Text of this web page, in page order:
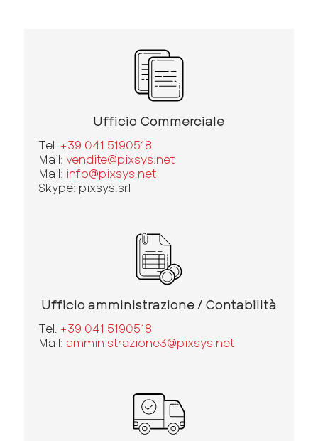
Ufficio Commerciale
Tel. +39 041 5190518
Mail: vendite@pixsys.net
Mail: info@pixsys.net
Skype: pixsys.srl
Ufficio amministrazione / Contabilità
Tel. +39 041 5190518
Mail: amministrazione3@pixsys.net